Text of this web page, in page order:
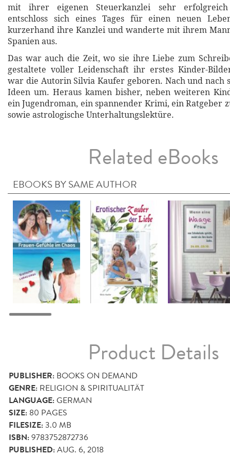
mit ihrer eigenen Steuerkanzlei sehr
entschloss sich eines Tages für einen neuen
kurzerhand ihre Kanzlei und wanderte mit ihrem
Spanien aus.
Das war auch die Zeit, wo sie ihre Liebe zum
gestaltete voller Leidenschaft ihr erstes Kinder-
war die Autorin Silvia Kaufer geboren. Nach und nach
Ideen um. Heraus kamen bisher, neben weiteren
ein Jugendroman, ein spannender Krimi, ein Ratgeber
sowie astrologische Unterhaltungslektüre.
Related eBooks
EBOOKS BY SAME AUTHOR
Product Details
PUBLISHER: BOOKS ON DEMAND
GENRE: RELIGION & SPIRITUALITÄT
LANGUAGE:GERMAN
SIZE: 80 PAGES
FILESIZE:3.0 MB
ISBN:9783752872736
PUBLISHED:AUG. 6, 2018